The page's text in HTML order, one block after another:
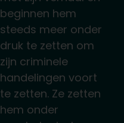
beginnen hem
steeds meer onder
druk te zetten om
zijn criminele
handelingen voort
te zetten. Ze zetten
hem onder